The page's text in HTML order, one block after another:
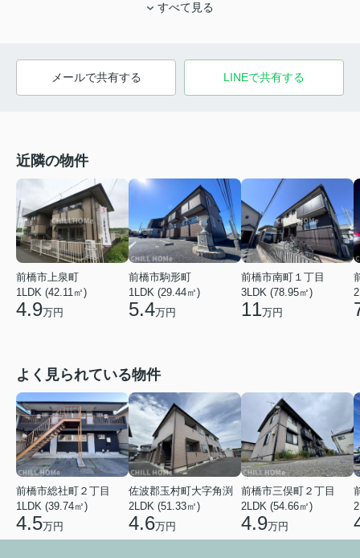
すべて見る
メールで共有する LINEで共有する
近隣の物件
前橋市上泉町
1LDK (42.11㎡)
4.9万円
前橋市駒形町
1LDK (29.44㎡)
5.4万円
前橋市南町１丁目
3LDK (78.95㎡)
11万円
よく見られている物件
前橋市総社町２丁目
1LDK (39.74㎡)
4.5万円
佐波郡玉村町大字角渕
2LDK (51.33㎡)
4.6万円
前橋市三俣町２丁目
2LDK (54.66㎡)
4.9万円